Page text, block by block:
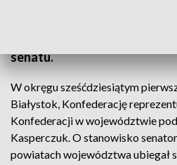
senatu.
W okręgu sześćdziesiątym
Białystok, Konfederację
Konfederacji w województwie
Kasperczuk. O stanowisko
powiatach województwa ubiegał